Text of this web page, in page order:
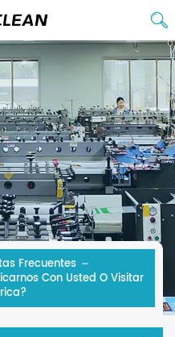
Frecuentes
Con Usted O Visitar